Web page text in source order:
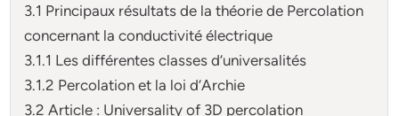
3.1 Principaux résultats de la théorie de Percolation
concernant la conductivité électrique
3.1.1 Les différentes classes d’universalités
3.1.2 Percolation et la loi d’Archie
3.2 Article : Universality of 3D percolation